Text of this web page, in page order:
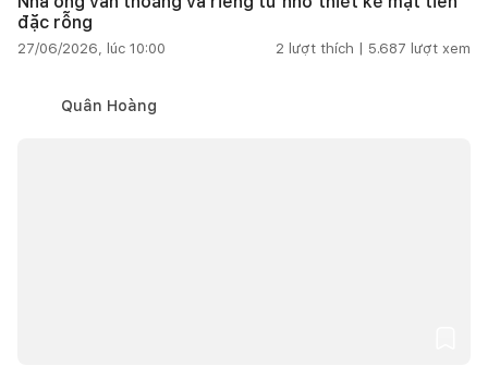
đặc rỗng
27/06/2026, lúc 10:00 2 lượt thích | 5.687 lượt xem
Quân Hoàng